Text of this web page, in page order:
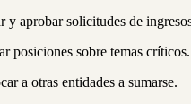
y aprobar solicitudes de
posiciones sobre temas críticos.
a otras entidades a sumarse.